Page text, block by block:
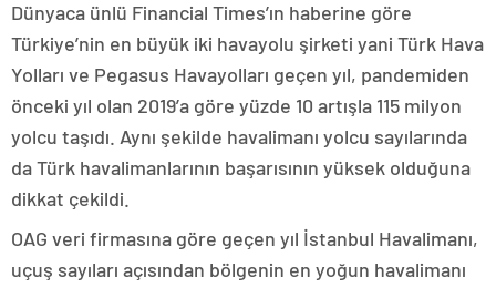
Dünyaca ünlü Financial Times’ın haberine göre
Türkiye’nin en büyük iki havayolu şirketi yani Türk Hava
Yolları ve Pegasus Havayolları geçen yıl, pandemiden
önceki yıl olan 2019’a göre yüzde 10 artışla 115 milyon
yolcu taşıdı. Aynı şekilde havalimanı yolcu sayılarında
da Türk havalimanlarının başarısının yüksek olduğuna
dikkat çekildi.
OAG veri firmasına göre geçen yıl İstanbul Havalimanı,
uçuş sayıları açısından bölgenin en yoğun havalimanı